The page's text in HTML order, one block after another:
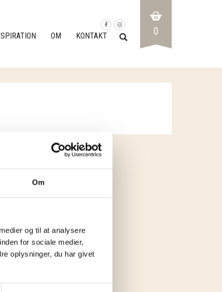
Om
og til at analysere
for sociale medier,
oplysninger, du har givet
OM KONTAKT 0